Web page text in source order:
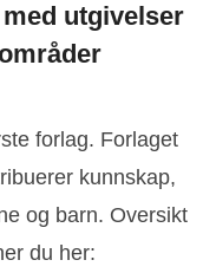
utgivelser
forlag. Forlaget
kunnskap,
og barn. Oversikt
du her: